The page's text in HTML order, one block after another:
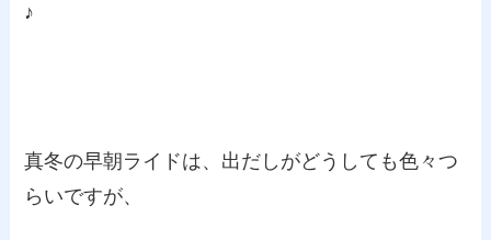
♪
真冬の早朝ライドは、出だしがどうしても色々つ
らいですが、